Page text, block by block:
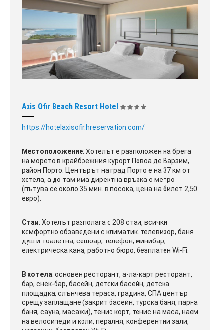
Axis Ofir Beach Resort Hotel
https://hotelaxisofir.hreservation.com/
Местоположение: Хотелът е разположен на брега
на морето в крайбрежния курорт Повоа де Варзим,
район Порто. Центърът на град Порто е на 37 км от
хотела, а до там има директна връзка с метро
(пътува се около 35 мин. в посока, цена на билет 2,50
евро).
Стаи: Хотелът разполага с 208 стаи, всички
комфортно обзаведени с климатик, телевизор, баня
душ и тоалетна, сешоар, телефон, минибар,
електрическа кана, работно бюро, безплатен Wi-Fi.
В хотела: основен ресторант, а-ла-карт ресторант,
бар, снек-бар, басейн, детски басейн, детска
площадка, слънчева тераса, градина, СПА център
срещу заплащане (закрит басейн, турска баня, парна
баня, сауна, масажи), тенис корт, тенис на маса, наем
на велосипеди и коли, пералня, конферентни зали,